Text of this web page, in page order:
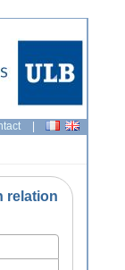
|
relation